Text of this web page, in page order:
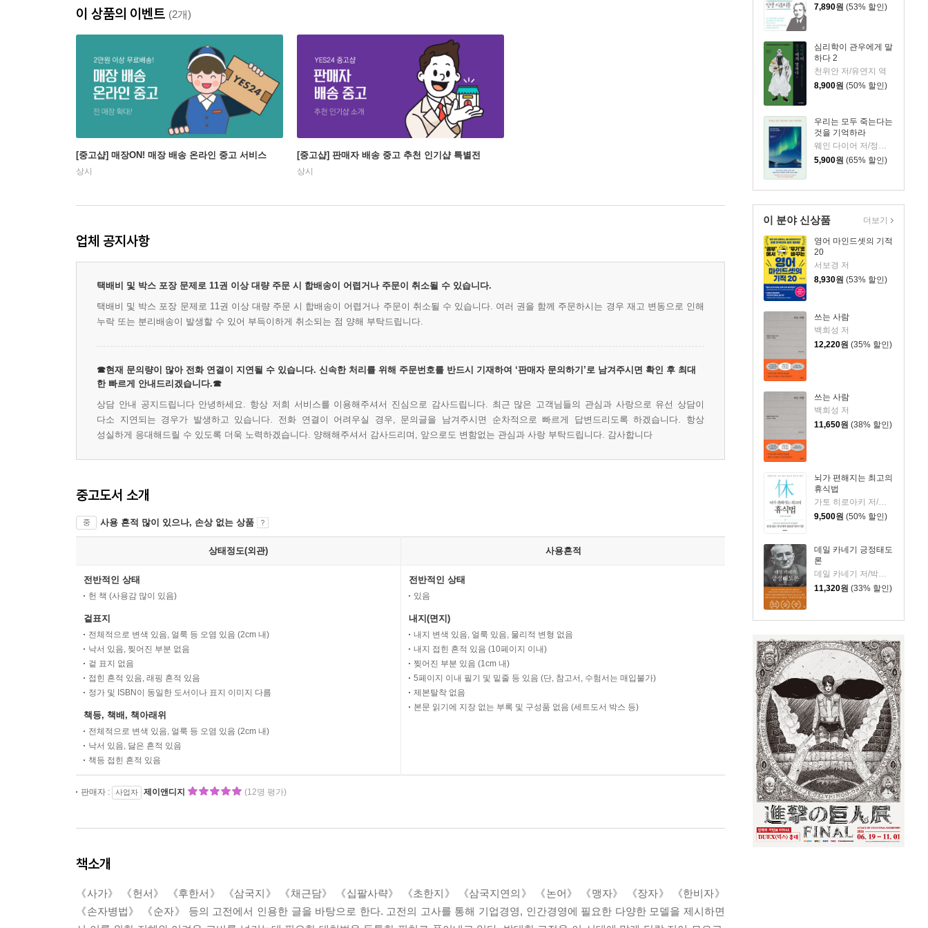
7,890원 (53% 할인)
심리학이 관우에게 말
하다 2
천위안 저/유연지 역
8,900원 (50% 할인)
우리는 모두 죽는다는
것을 기억하라
웨인 다이어 저/정지현 역
5,900원 (65% 할인)
이 분야 신상품
영어 마인드셋의 기적
20
서보경 저
8,930원 (53% 할인)
쓰는 사람
백희성 저
12,220원 (35% 할인)
쓰는 사람
백희성 저
11,650원 (38% 할인)
뇌가 편해지는 최고의
휴식법
9,500원 (50% 할인)
데일 카네기 긍정태도
론
데일 카네기 저/박선령 역
11,320원 (33% 할인)
더보기
이 상품의 이벤트 (2개)
[중고샵] 매장ON! 매장 배송 온라인 중고 서비스
상시
[중고샵] 판매자 배송 중고 추천 인기샵 특별전
상시
업체 공지사항
택배비 및 박스 포장 문제로 11권 이상 대량 주문 시 합배송이 어렵거나 주문이 취소될 수 있습니다.
택배비 및 박스 포장 문제로 11권 이상 대량 주문 시 합배송이 어렵거나 주문이 취소될 수 있습니다. 여러 권을 함께 주문하시는 경우 재고 변동으로 인해
누락 또는 분리배송이 발생할 수 있어 부득이하게 취소되는 점 양해 부탁드립니다.
☎현재 문의량이 많아 전화 연결이 지연될 수 있습니다. 신속한 처리를 위해 주문번호를 반드시 기재하여 ‘판매자 문의하기’로 남겨주시면 확인 후 최대
한 빠르게 안내드리겠습니다.☎
상담 안내 공지드립니다 안녕하세요. 항상 저희 서비스를 이용해주셔서 진심으로 감사드립니다. 최근 많은 고객님들의 관심과 사랑으로 유선 상담이
다소 지연되는 경우가 발생하고 있습니다. 전화 연결이 어려우실 경우, 문의글을 남겨주시면 순차적으로 빠르게 답변드리도록 하겠습니다. 항상
성실하게 응대해드릴 수 있도록 더욱 노력하겠습니다. 양해해주셔서 감사드리며, 앞으로도 변함없는 관심과 사랑 부탁드립니다. 감사합니다
중고도서 소개
중 사용 흔적 많이 있으나, 손상 없는 상품
상태정도(외관) 사용흔적
전반적인 상태
헌 책 (사용감 많이 있음)
겉표지
전체적으로 변색 있음, 얼룩 등 오염 있음 (2cm 내)
낙서 있음, 찢어진 부분 없음
겉 표지 없음
접힌 흔적 있음, 래핑 흔적 있음
정가 및 ISBN이 동일한 도서이나 표지 이미지 다름
책등, 책배, 책아래위
전체적으로 변색 있음, 얼룩 등 오염 있음 (2cm 내)
낙서 있음, 닳은 흔적 있음
책등 접힌 흔적 있음
전반적인 상태
있음
내지(면지)
내지 변색 있음, 얼룩 있음, 물리적 변형 없음
내지 접힌 흔적 있음 (10페이지 이내)
찢어진 부분 있음 (1cm 내)
5페이지 이내 필기 및 밑줄 등 있음 (단, 참고서, 수험서는 매입불가)
제본탈착 없음
본문 읽기에 지장 없는 부록 및 구성품 없음 (세트도서 박스 등)
판매자 : 사업자 제이앤디지 (12명 평가)
책소개
《사가》 《헌서》 《후한서》 《삼국지》 《채근담》 《십팔사략》 《초한지》 《삼국지연의》 《논어》 《맹자》 《장자》 《한비자》
《손자병법》 《순자》 등의 고전에서 인용한 글을 바탕으로 한다. 고전의 고사를 통해 기업경영, 인간경영에 필요한 다양한 모델을 제시하면